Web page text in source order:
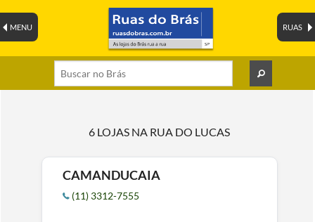
RUAS
MENU
6 LOJAS NA RUA DO LUCAS
CAMANDUCAIA
(11) 3312-7555